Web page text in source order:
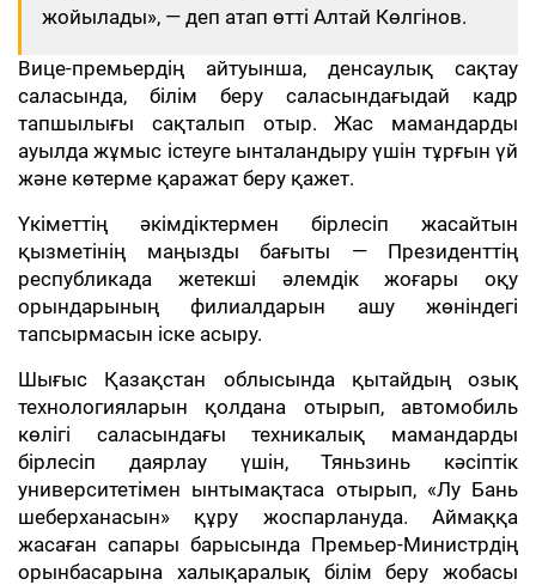
жойылады», — деп атап өтті Алтай Көлгінов.
Вице-премьердің айтуынша, денсаулық сақтау
саласында, білім беру саласындағыдай кадр
тапшылығы сақталып отыр. Жас мамандарды
ауылда жұмыс істеуге ынталандыру үшін тұрғын үй
және көтерме қаражат беру қажет.
Үкіметтің әкімдіктермен бірлесіп жасайтын
қызметінің маңызды бағыты — Президенттің
республикада жетекші әлемдік жоғары оқу
орындарының филиалдарын ашу жөніндегі
тапсырмасын іске асыру.
Шығыс Қазақстан облысында қытайдың озық
технологияларын қолдана отырып, автомобиль
көлігі саласындағы техникалық мамандарды
бірлесіп даярлау үшін, Тяньзинь кәсіптік
университетімен ынтымақтаса отырып, «Лу Бань
шеберханасын» құру жоспарлануда. Аймаққа
жасаған сапары барысында Премьер-Министрдің
орынбасарына халықаралық білім беру жобасы